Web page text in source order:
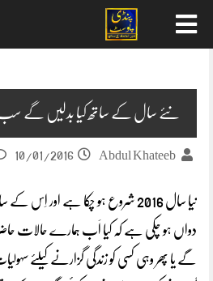
نئے سال کے ساتھ کیا بدلیں گے
Abdul Khateeb
10/01/2016
نیا سال 2016 شروع ہو چکا ہے اور
دواں ہو چکی ہے کہ کیا اَب ہمارے حالات
گے یا پھر وہی کسی کو زندگی گزارنے کیلئے